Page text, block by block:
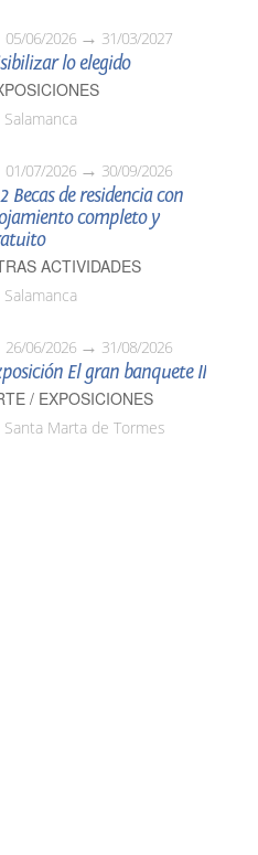
05/06/2026 31/03/2027
lo elegido
Salamanca
01/07/2026 30/09/2026
Becas de residencia con
completo y
ACTIVIDADES
Salamanca
26/06/2026 31/08/2026
El gran banquete II
/ EXPOSICIONES
Santa Marta de Tormes